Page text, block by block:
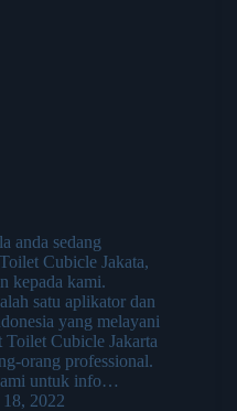
anda sedang
Cubicle Jakata,
kepada kami.
satu aplikator dan
yang melayani
Toilet Cubicle Jakarta
orang professional.
untuk info…
18, 2022